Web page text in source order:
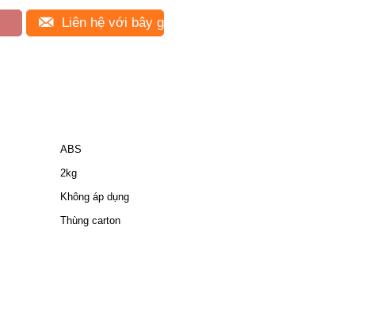
Liên hệ với bây giờ
ABS
2kg
Không áp dụng
Thùng carton